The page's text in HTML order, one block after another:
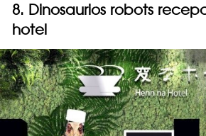
8. Dinosaurios robots
hotel